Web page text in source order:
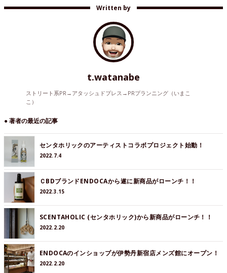
Written by
t.watanabe
ストリート系PR→アタッシュドプレス→PRプランニング（いまこ
こ）
● 著者の最近の記事
センタホリックのアーティストコラボプロジェクト始動！
2022.7.4
ＣBDブランドENDOCAから遂に新商品がローンチ！！
2022.3.15
SCENTAHOLIC (センタホリック)から新商品がローンチ！！
2022.2.20
ENDOCAのインショップが伊勢丹新宿店メンズ館にオープン！
2022.2.20